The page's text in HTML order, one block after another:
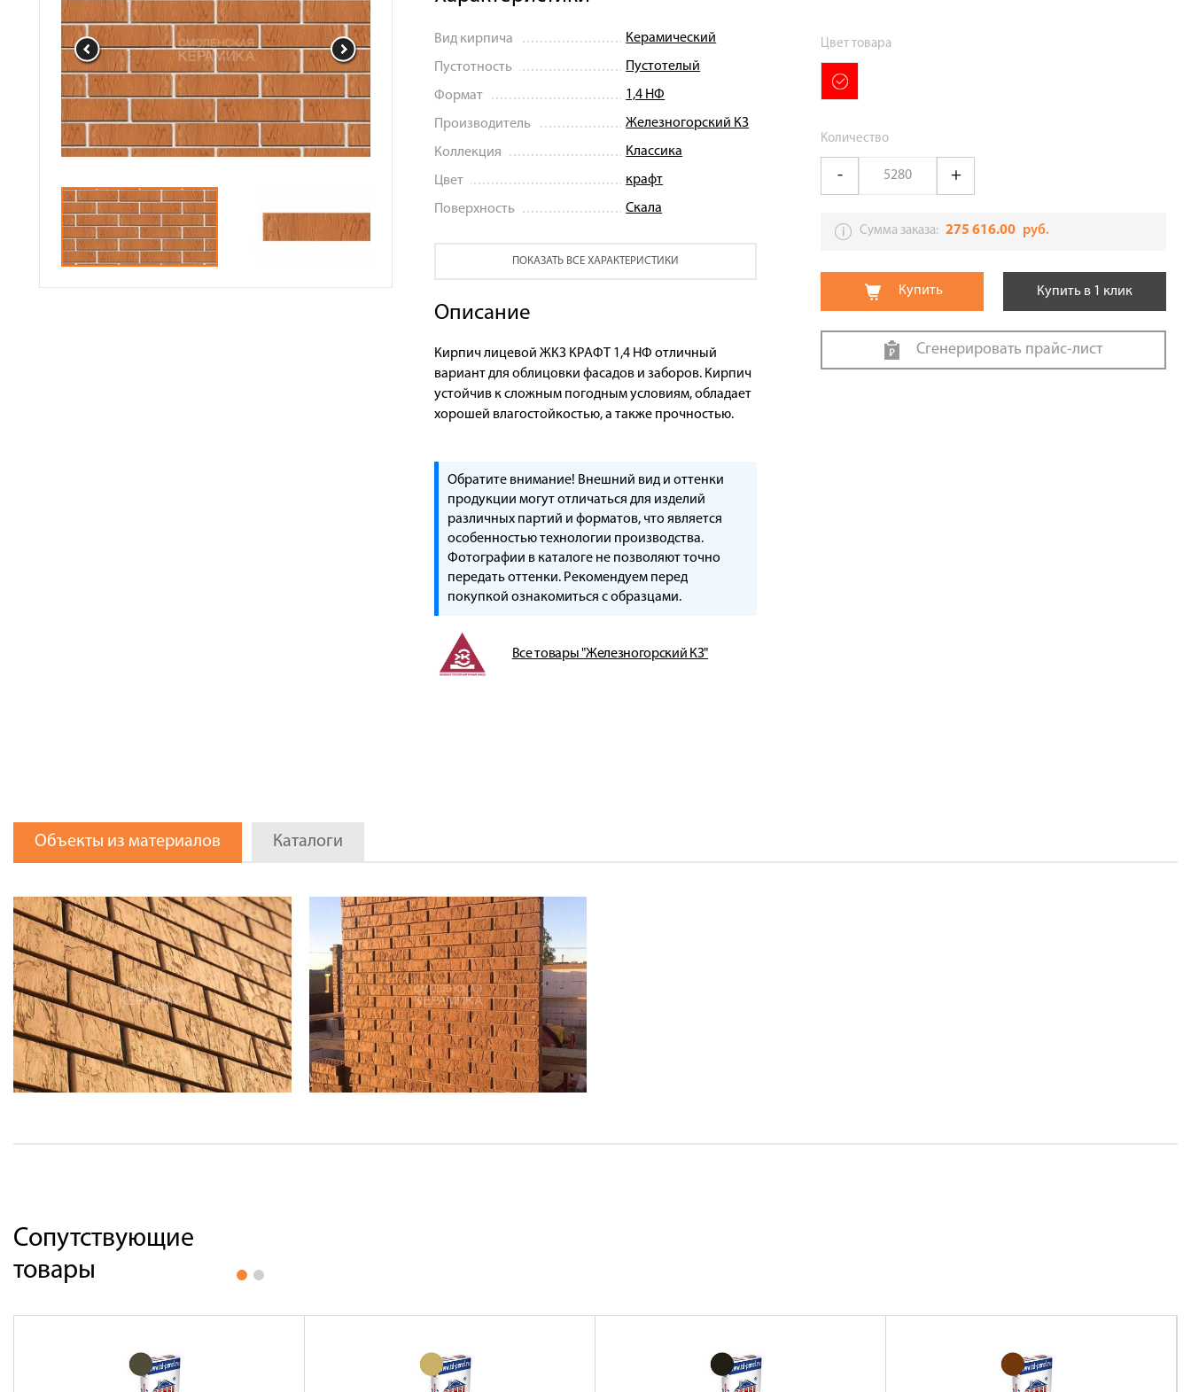
Доставка
Сотрудничество
Галерея объектов
Вид кирпича Керамический
Пустотность Пустотелый
Формат 1,4 НФ
Производитель Железногорский КЗ
Коллекция Классика
Цвет крафт
Поверхность Скала
ПОКАЗАТЬ ВСЕ ХАРАКТЕРИСТИКИ
Описание
Кирпич лицевой ЖКЗ КРАФТ 1,4 НФ отличный
вариант для облицовки фасадов и заборов. Кирпич
устойчив к сложным погодным условиям, обладает
хорошей влагостойкостью, а также прочностью.
Обратите внимание! Внешний вид и оттенки
продукции могут отличаться для изделий
различных партий и форматов, что является
особенностью технологии производства.
Фотографии в каталоге не позволяют точно
передать оттенки. Рекомендуем перед
покупкой ознакомиться с образцами.
Все товары "Железногорский КЗ"
Цвет товара
Количество
Сумма заказа: 275 616.00руб.
Купить Купить в 1 клик
Сгенерировать прайс-лист
Объекты из материалов Каталоги
Сопутствующие
товары